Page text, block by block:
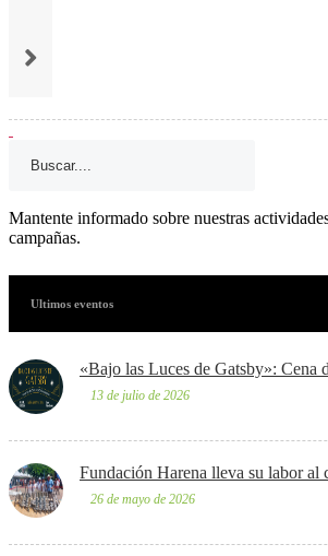
Mantente informado sobre nuestras
campañas.
Ultimos eventos
«Bajo las Luces de Gatsby»: Cena
13 de julio de 2026
Fundación Harena lleva su labor al
26 de mayo de 2026